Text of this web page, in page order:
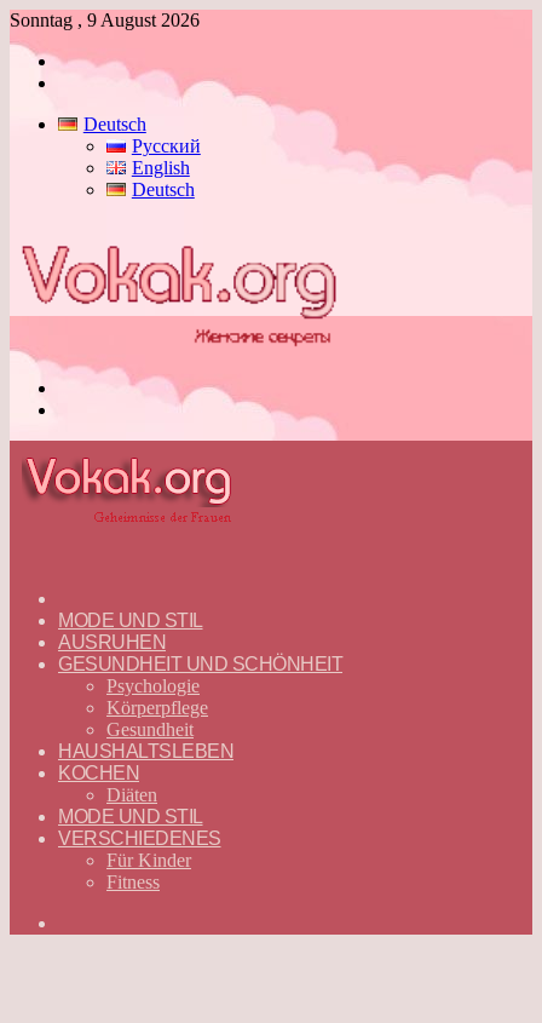
Sonntag , 9 August 2026
Anmelden
Deutsch
Русский
English
Deutsch
—
DEUTSCH
MODE UND STIL
AUSRUHEN
GESUNDHEIT UND SCHÖNHEIT
Psychologie
Körperpflege
Gesundheit
HAUSHALTSLEBEN
KOCHEN
Diäten
MODE UND STIL
VERSCHIEDENES
Für Kinder
Fitness